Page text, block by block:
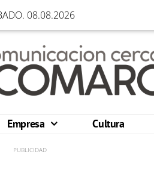
08.08.2026
Empresa Cultura